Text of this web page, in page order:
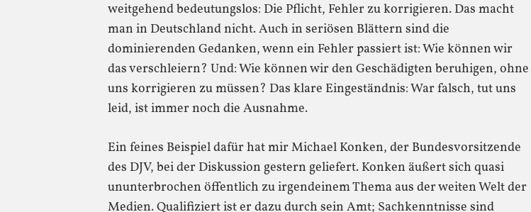
weitgehend bedeutungslos: Die Pflicht, Fehler zu korrigieren. Das macht
man in Deutschland nicht. Auch in seriösen Blättern sind die
dominierenden Gedanken, wenn ein Fehler passiert ist: Wie können wir
das verschleiern? Und: Wie können wir den Geschädigten beruhigen, ohne
uns korrigieren zu müssen? Das klare Eingeständnis: War falsch, tut uns
leid, ist immer noch die Ausnahme.
Ein feines Beispiel dafür hat mir Michael Konken, der Bundesvorsitzende
des DJV, bei der Diskussion gestern geliefert. Konken äußert sich quasi
ununterbrochen öffentlich zu irgendeinem Thema aus der weiten Welt der
Medien. Qualifiziert ist er dazu durch sein Amt; Sachkenntnisse sind